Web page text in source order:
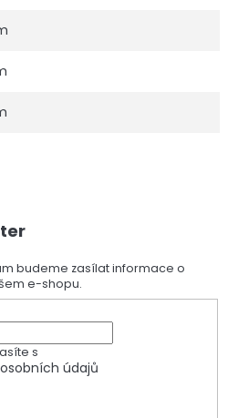
budeme zasílat informace o
e-shopu.
s
údajů